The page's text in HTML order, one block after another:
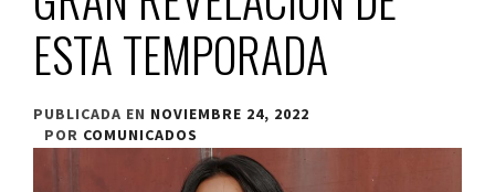
ESTA TEMPORADA
PUBLICADA EN NOVIEMBRE 24, 2022
POR COMUNICADOS